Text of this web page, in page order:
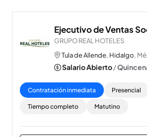
Ejecutivo de Ventas
GRUPO REAL HOTELES
Tula de Allende, Hidalgo,
Salario Abierto/
Contratación inmediata Presencial
Tiempo completo Matutino